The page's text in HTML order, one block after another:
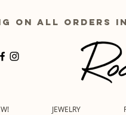
on all
JEWELRY